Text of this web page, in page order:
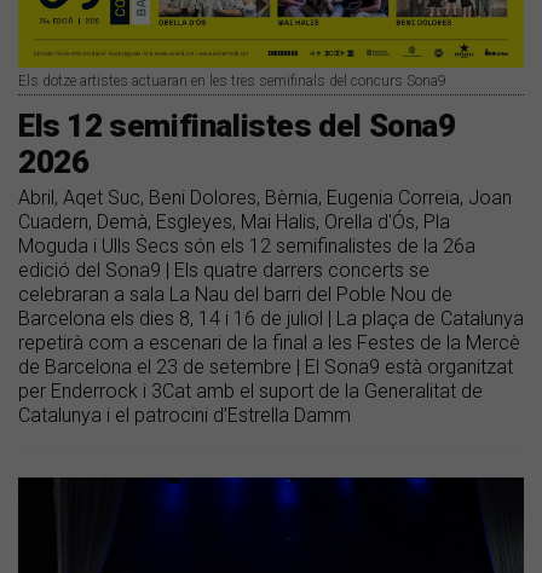
Els dotze artistes actuaran en les tres semifinals del concurs Sona9
Els 12 semifinalistes del Sona9
2026
Abril, Aqet Suc, Beni Dolores, Bèrnia, Eugenia Correia, Joan
Cuadern, Demà, Esgleyes, Mai Halis, Orella d'Ós, Pla
Moguda i Ulls Secs són els 12 semifinalistes de la 26a
edició del Sona9 | Els quatre darrers concerts se
celebraran a sala La Nau del barri del Poble Nou de
Barcelona els dies 8, 14 i 16 de juliol | La plaça de Catalunya
repetirà com a escenari de la final a les Festes de la Mercè
de Barcelona el 23 de setembre | El Sona9 està organitzat
per Enderrock i 3Cat amb el suport de la Generalitat de
Catalunya i el patrocini d’Estrella Damm